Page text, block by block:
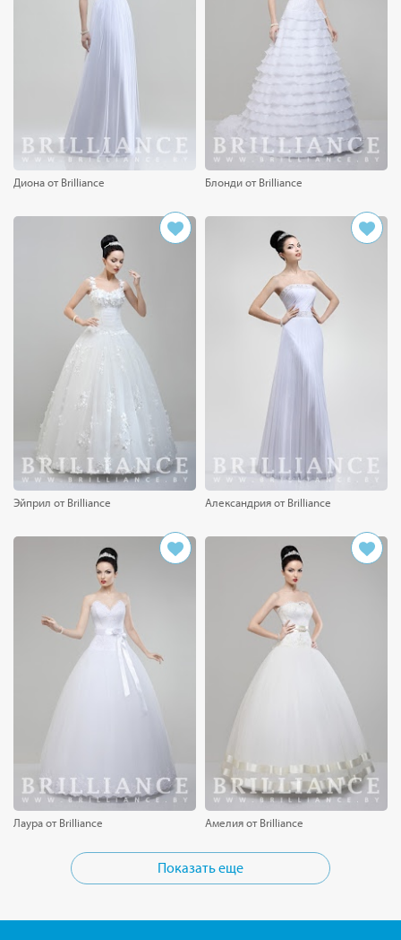
Диона от Brilliance Блонди от Brilliance
Эйприл от Brilliance Александрия от Brilliance
Лаура от Brilliance Амелия от Brilliance
Показать еще